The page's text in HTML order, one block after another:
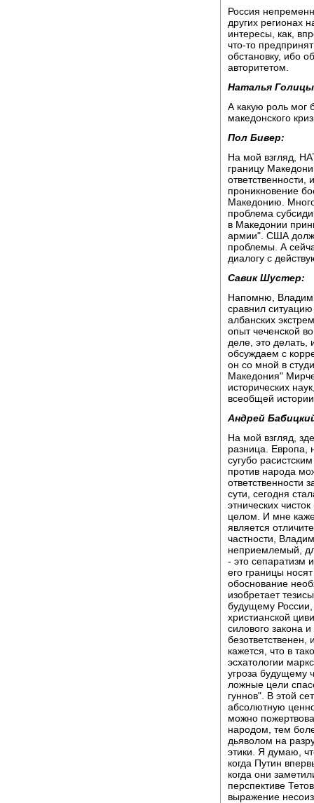
Россия
других регионах
интересы, как,
что-то
обстановку, ибо
авторитетом.
Наталья
А какую роль мог
македонского
Пол Бивер:
На мой взгляд,
границу
проникновение
Македонию.
проблема
в Македонии
армии". США
проблемы. А
диалогу с
Савик Шустер:
Напомню,
сравнил
албанских
опыт чеченской
деле, это
обсуждаем с
он со мной в
Македония"
исторических
всеобщей
Андрей
На мой взгляд,
разница. Европа,
сугубо
против народа
ответственности
сути, сегодня
этнических
целом. И мне
является
частности,
неприемлемый,
- это сепаратизм
его границы
обоснование
изобретает
будущему
христианской
силового закона
кажется, что в
эсхатологии
угроза будущему
ложные цели
гуннов". В этой
абсолютную
можно
народом, тем
дьяволом на
этики. Я думаю,
когда Путин
когда они
перспективе
выражение